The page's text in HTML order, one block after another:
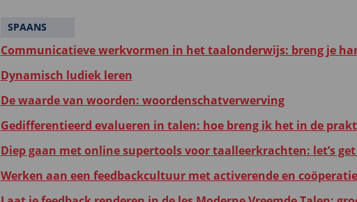
SPAANS
Communicatieve werkvormen in het taalonderwijs: breng je
Dynamisch ludiek leren
De waarde van woorden: woordenschatverwerving
Gedifferentieerd evalueren in talen: hoe breng ik het in de
Diep gaan met online supertools voor taalleerkrachten: let’s
Werken aan een feedbackcultuur met activerende en